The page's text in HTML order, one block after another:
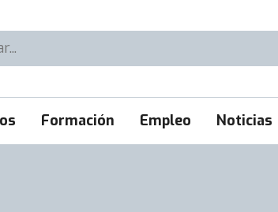
Formación Empleo Noticias